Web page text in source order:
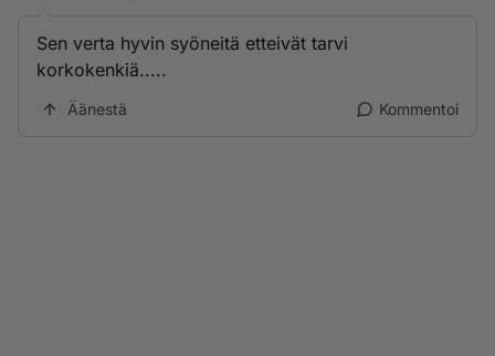
Sen verta hyvin syöneitä etteivät tarvi
korkokenkiä.....
Äänestä Kommentoi